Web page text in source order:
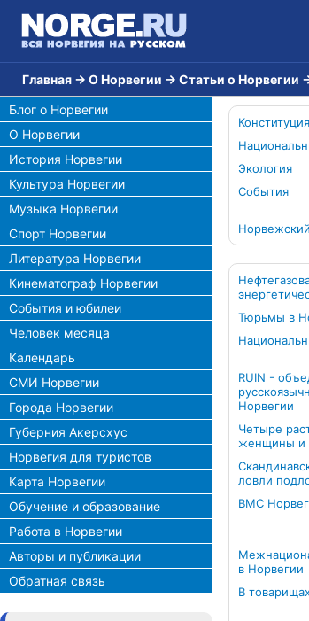
Главная → О Норвегии → Статьи о Норвегии
Блог о Норвегии
О Норвегии
История Норвегии
Культура Норвегии
Музыка Норвегии
Спорт Норвегии
Литература Норвегии
Кинематограф Норвегии
События и юбилеи
Человек месяца
Календарь
СМИ Норвегии
Города Норвегии
Губерния Акерсхус
Норвегия для туристов
Карта Норвегии
Обучение и образование
Работа в Норвегии
Авторы и публикации
Обратная связь
Экология
События
Тюрьмы в
RUIN -
Норвегии
Четыре
женщины и
ловли
ВМС
в Норвегии
В